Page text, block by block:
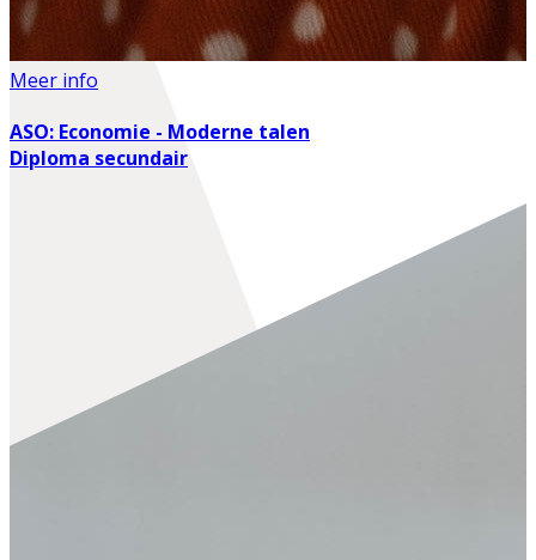
Meer info
ASO: Economie - Moderne talen
Diploma secundair